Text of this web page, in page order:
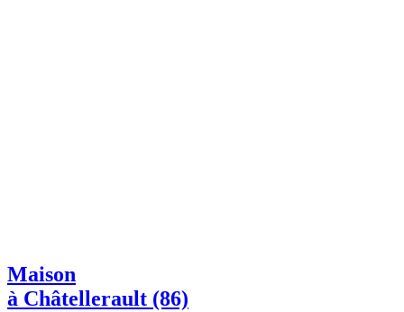
Maison
à Châtellerault (86)